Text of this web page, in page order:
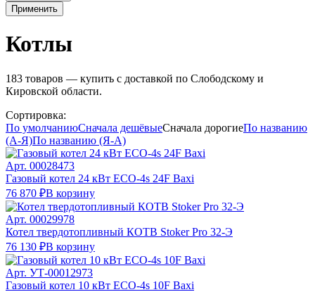
Применить
Котлы
183 товаров — купить с доставкой по Слободскому и
Кировской области.
Сортировка:
По умолчаниюСначала дешёвыеСначала дорогиеПо названию
(А-Я)По названию (Я-А)
Арт. 00028473
Газовый котел 24 кВт ECO-4s 24F Baxi
76 870 ₽В корзину
Арт. 00029978
Котел твердотопливный КОТВ Stoker Pro 32-Э
76 130 ₽В корзину
Арт. УТ-00012973
Газовый котел 10 кВт ECO-4s 10F Baxi